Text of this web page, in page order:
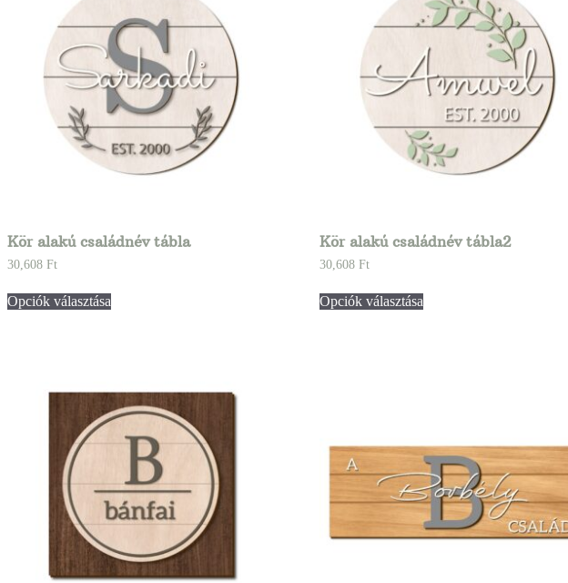
Kör alakú családnév tábla
30,608 Ft
Opciók választása
Kör alakú családnév tábla2
30,608Ft
Opciók választása